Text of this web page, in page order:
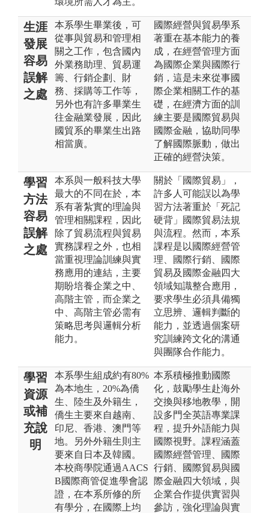
生涯
發展
容易
誤解
之處
本系學生畢業後，可
從事與貿易和管理相
關之工作，包含國內
外業務助理、貿易運
籌、行銷企劃、財
務、採購等工作等，
另外也有許多畢業生
往金融業發展，因此
國貿系的畢業生出路
相當廣。
國際經營與貿易學系
著重在基本能力的養
成，在經營管理方面
為國際企業與國際行
銷，這是未來從事國
際企業相關工作的基
礎，在經濟方面的訓
練主要是國際貿易與
國際金融，協助同學
了解國際脈動，做出
正確的經營決策。
學習
方法
容易
誤解
之處
本系與一般科技大學
最大的不同在於，本
系有著紮實的理論與
管理相關課程，因此
除了貿易流程與貿易
實務課程之外，也相
當重視理論訓練與實
務應用的連結，主要
期盼培養企業之中、
高階主管，而企業之
中、高階主管必需有
策略思考與邏輯分析
能力。
關於「國際貿易」，
許多人可能誤以為學
習方法著重於「死記
硬背」國際貿易法規
與流程。然而，本系
課程是以國際經營管
理、國際行銷、國際
貿易及國際金融四大
領域知識整合應用，
要求學生必須具備獨
立思辨、邏輯判斷的
能力，並透過個案研
究訓練跨文化的溝通
與團隊合作能力。
學習
資源
或補
充說
明
本系學生組成約有80%
為本地生，20%為僑
生、陸生及外籍生，
僑生主要來自越南、
印尼、香港、澳門等
地。另外外籍生則主
要來自日本及韓國。
本校商學院通過AACS
B國際商管促進學會認
證，在本系所修的所
有學分，在國際上均
本系積極推動國際
化，鼓勵學生赴海外
交換與移地教學，開
設多門全英語專業課
程，提升外語能力與
國際視野。課程涵蓋
國際經營管理、國際
行銷、國際貿易與國
際金融四大領域，與
企業合作提供實習與
參訪，強化理論與實